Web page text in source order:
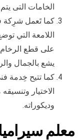
الخامات التى
كما تَعمل شرِكة
اللامعة التي
على قطع
يشع بالجمال
كما تتيح خِدمة
الاختيار
وديكوراته.
معلم